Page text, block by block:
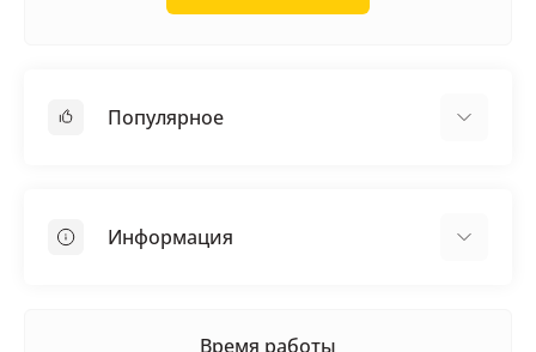
Популярное
Самовыравнивающая смесь
Информация
Время работы